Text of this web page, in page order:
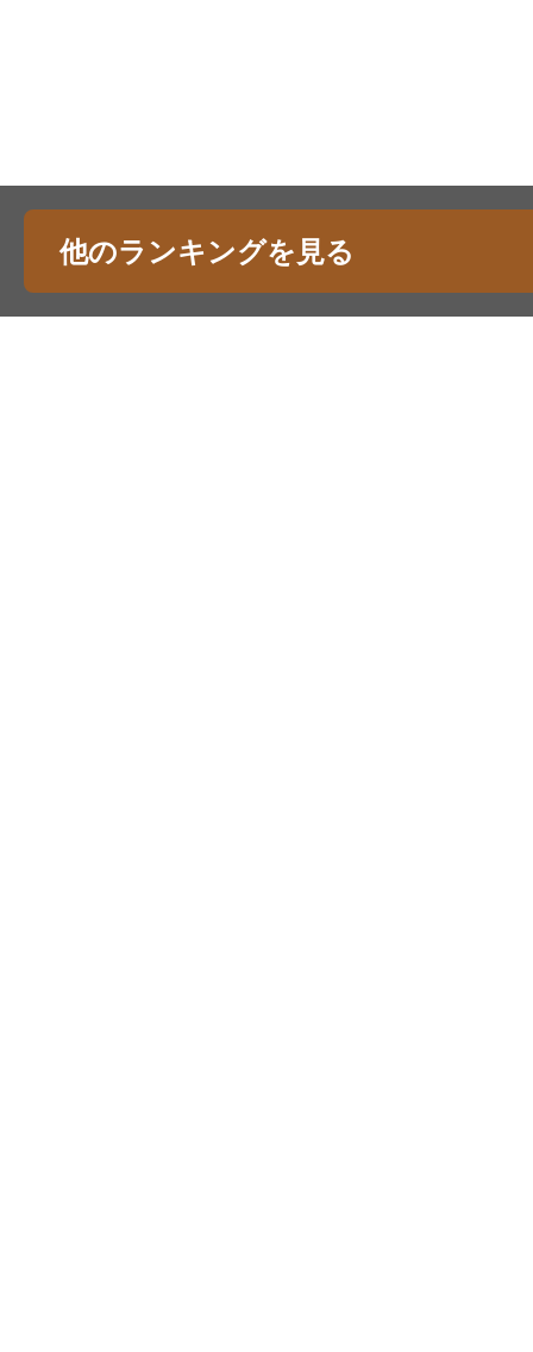
他のランキングを見る